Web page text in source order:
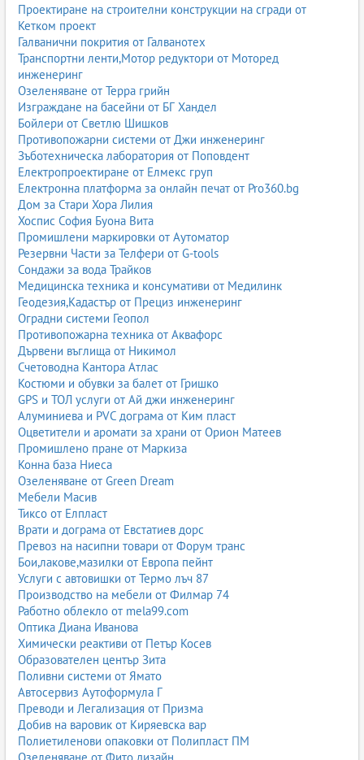
Проектиране на строителни конструкции на сгради от
Кетком проект
Галванични покрития от Галванотех
Транспортни ленти,Мотор редуктори от Моторед
инженеринг
Озеленяване от Терра грийн
Изграждане на басейни от БГ Хандел
Бойлери от Светлю Шишков
Противопожарни системи от Джи инженеринг
Зъботехническа лаборатория от Поповдент
Електропроектиране от Елмекс груп
Електронна платформа за онлайн печат от Pro360.bg
Дом за Стари Хора Лилия
Хоспис София Буона Вита
Промишлени маркировки от Аутоматор
Резервни Части за Телфери от G-tools
Сондажи за вода Трайков
Медицинска техника и консумативи от Медилинк
Геодезия,Кадастър от Прециз инженеринг
Оградни системи Геопол
Противопожарна техника от Аквафорс
Дървени въглища от Никимол
Счетоводна Кантора Атлас
Костюми и обувки за балет от Гришко
GPS и ТОЛ услуги от Ай джи инженеринг
Алуминиева и PVC дограма от Ким пласт
Оцветители и аромати за храни от Орион Матеев
Промишлено пране от Маркиза
Конна база Ниеса
Озеленяване от Green Dream
Мебели Масив
Тиксо от Елпласт
Врати и дограма от Евстатиев дорс
Превоз на насипни товари от Форум транс
Бои,лакове,мазилки от Европа пейнт
Услуги с автовишки от Термо лъч 87
Производство на мебели от Филмар 74
Работно облекло от mela99.com
Оптика Диана Иванова
Химически реактиви от Петър Косев
Образователен център Зита
Поливни системи от Ямато
Автосервиз Аутоформула Г
Преводи и Легализация от Призма
Добив на варовик от Киряевска вар
Полиетиленови опаковки от Полипласт ПМ